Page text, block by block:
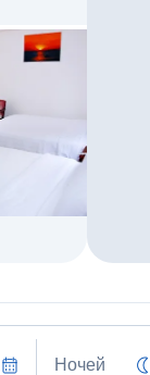
Ночей